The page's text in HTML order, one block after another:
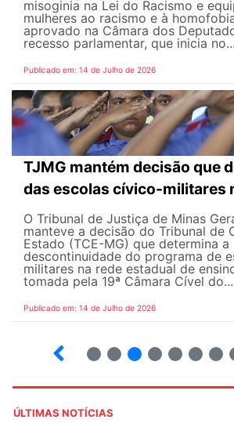
misoginia na Lei do Racismo e
mulheres ao racismo e à
aprovado na Câmara dos
recesso parlamentar, que inicia no...
Publicado em: 14 de Julho de 2026
TJMG mantém decisão que
das escolas cívico-militares
O Tribunal de Justiça de Minas
manteve a decisão do Tribunal de
Estado (TCE-MG) que determina a
descontinuidade do programa de
militares na rede estadual de
tomada pela 19ª Câmara Cível do...
Publicado em: 14 de Julho de 2026
ÚLTIMAS NOTÍCIAS